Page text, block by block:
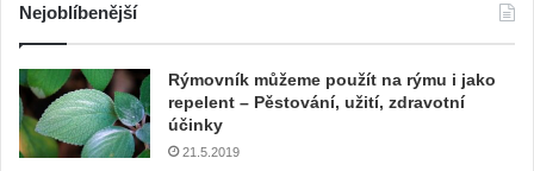
j
v
a
š
í
Nejoblíbenější
Rýmovník můžeme použít na rýmu i jako
repelent – Pěstování, užití, zdravotní
účinky
21.5.2019